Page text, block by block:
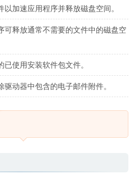
加速应用程序并释放磁盘空间。
可释放通常不需要的文件中的磁盘空
使用安装软件包文件。
动器中包含的电子邮件附件。